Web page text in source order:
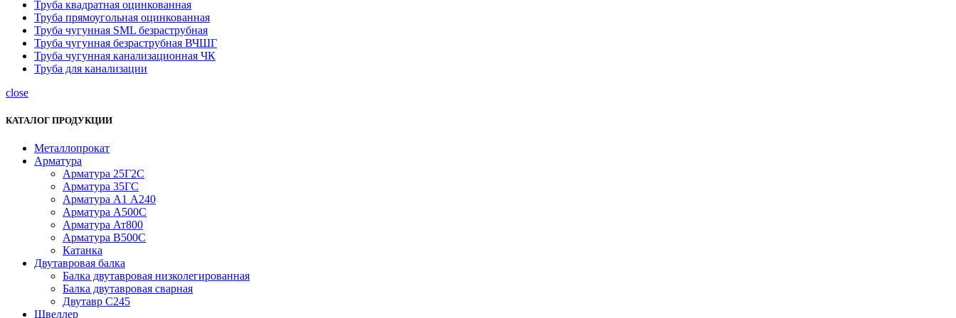
Труба квадратная оцинкованная
Труба прямоугольная оцинкованная
Труба чугунная SML безраструбная
Труба чугунная безраструбная ВЧШГ
Труба чугунная канализационная ЧК
Труба для канализации
close
КАТАЛОГ ПРОДУКЦИИ
Металлопрокат
Арматура
Арматура 25Г2С
Арматура 35ГС
Арматура А1 А240
Арматура А500С
Арматура Ат800
Арматура В500С
Катанка
Двутавровая балка
Балка двутавровая низколегированная
Балка двутавровая сварная
Двутавр С245
Швеллер